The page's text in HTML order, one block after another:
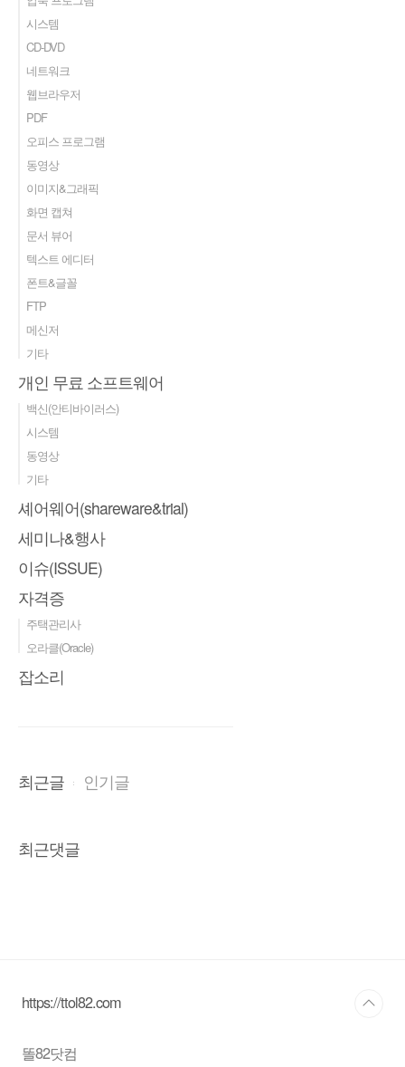
시스템
CD-DVD
네트워크
웹브라우저
PDF
오피스 프로그램
동영상
이미지&그래픽
화면 캡쳐
문서 뷰어
텍스트 에디터
폰트&글꼴
FTP
메신저
기타
개인 무료 소프트웨어
백신(안티바이러스)
시스템
동영상
기타
셰어웨어(shareware&trial)
세미나&행사
이슈(ISSUE)
자격증
주택관리사
오라클(Oracle)
잡소리
최근글 인기글
최근댓글
https://ttol82.com
똘82닷컴